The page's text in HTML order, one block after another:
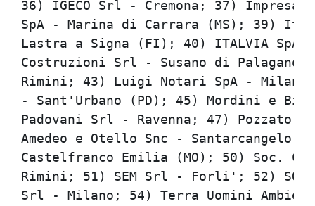
36) IGECO Srl - Cremona; 37)
SpA - Marina di Carrara (MS);
Lastra a Signa (FI); 40)
Costruzioni Srl - Susano di
Rimini; 43) Luigi Notari SpA -
- Sant'Urbano (PD); 45)
Padovani Srl - Ravenna; 47)
Amedeo e Otello Snc -
Castelfranco Emilia (MO); 50)
Rimini; 51) SEM Srl - Forli'; 52)
Srl - Milano; 54) Terra Uomini